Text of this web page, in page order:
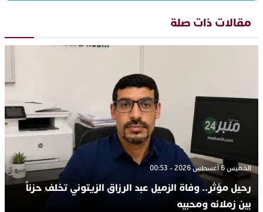
مقالات ذات صلة
الخميس 6 أغسطس 2026 - 00:53
رحيل مؤثر.. وفاة الزميل عبد الرزاق الزيتوني تخلف حزناً
بين زملائه ومحبيه